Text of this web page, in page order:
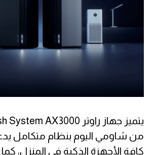
من شاومي اليوم بنظام متكامل
كافة الأجهزة الذكية في المنزل،